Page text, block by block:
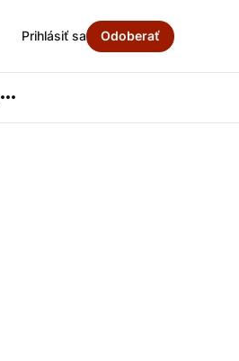
Prihlásiť sa Odoberať